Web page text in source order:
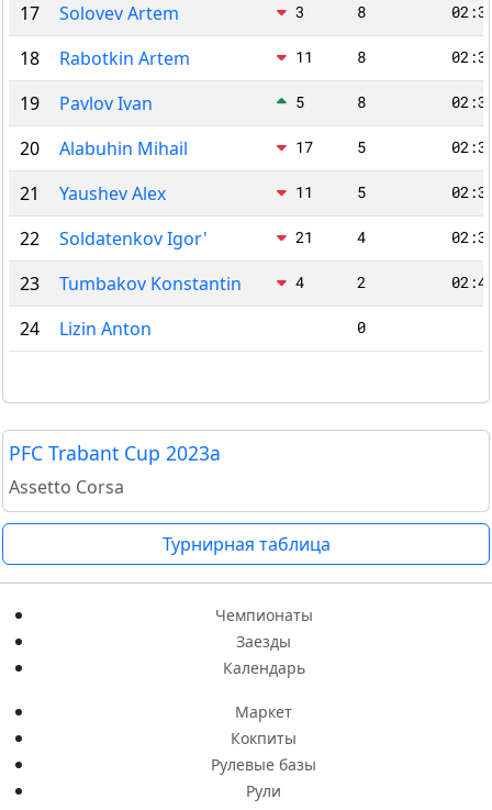
17 Solovev Artem 3 8
18 Rabotkin Artem 11 8
19 Pavlov Ivan 5 8
20 Alabuhin Mihail 17 5
21 Yaushev Alex 11 5
22 Soldatenkov Igor' 21 4
23 Tumbakov Konstantin 4 2
24 Lizin Anton 0
PFC Trabant Cup 2023a
Assetto Corsa
Турнирная таблица
Чемпионаты
Заезды
Календарь
Маркет
Кокпиты
Рулевые базы
Рули